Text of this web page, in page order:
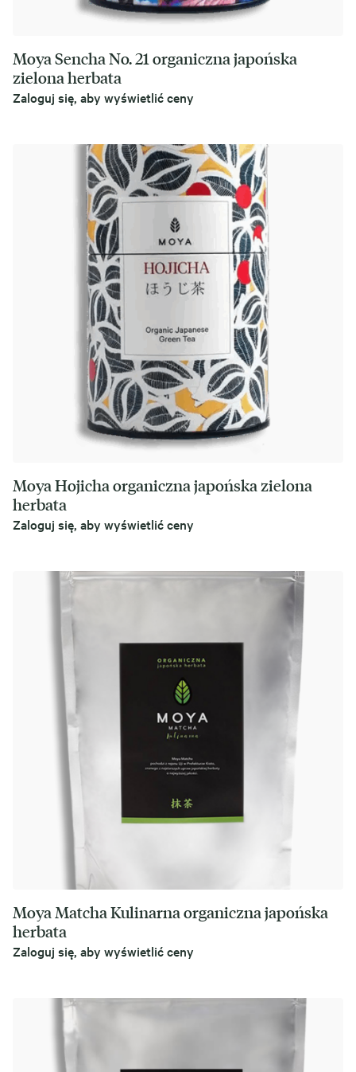
Moya Sencha No. 21 organiczna japońska
zielona herbata
Zaloguj się, aby wyświetlić ceny
Moya Hojicha organiczna japońska zielona
herbata
Zaloguj się, aby wyświetlić ceny
Moya Matcha Kulinarna organiczna japońska
herbata
Zaloguj się, aby wyświetlić ceny